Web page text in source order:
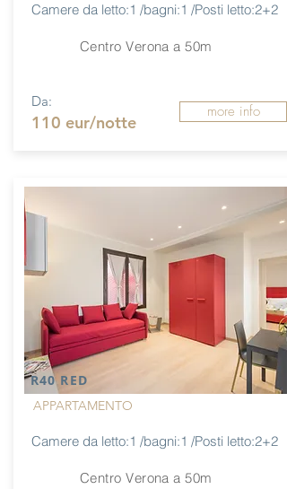
Camere da letto:1 /bagni:1 /Posti letto:2+2
Centro Verona a 50m
Da:
110 eur/notte
more info
R40 RED
APPARTAMENTO
Camere da letto:1 /bagni:1 /Posti letto:2+2
Centro Verona a 50m